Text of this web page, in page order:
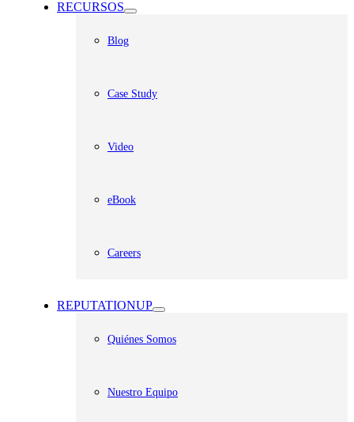
RECURSOS
Blog
Case Study
Video
eBook
Careers
REPUTATIONUP
Quiénes Somos
Nuestro Equipo